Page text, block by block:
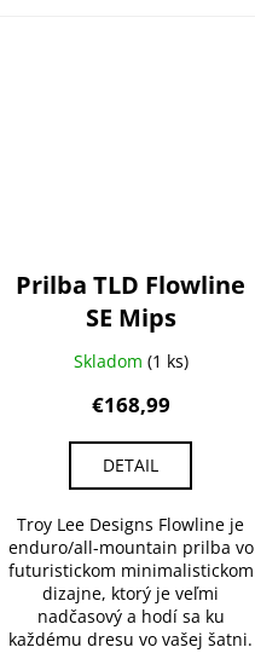
Prilba TLD Flowline
SE Mips
Skladom (1 ks)
€168,99
DETAIL
Troy Lee Designs Flowline je
enduro/all-mountain prilba vo
futuristickom minimalistickom
dizajne, ktorý je veľmi
nadčasový a hodí sa ku
každému dresu vo vašej šatni.